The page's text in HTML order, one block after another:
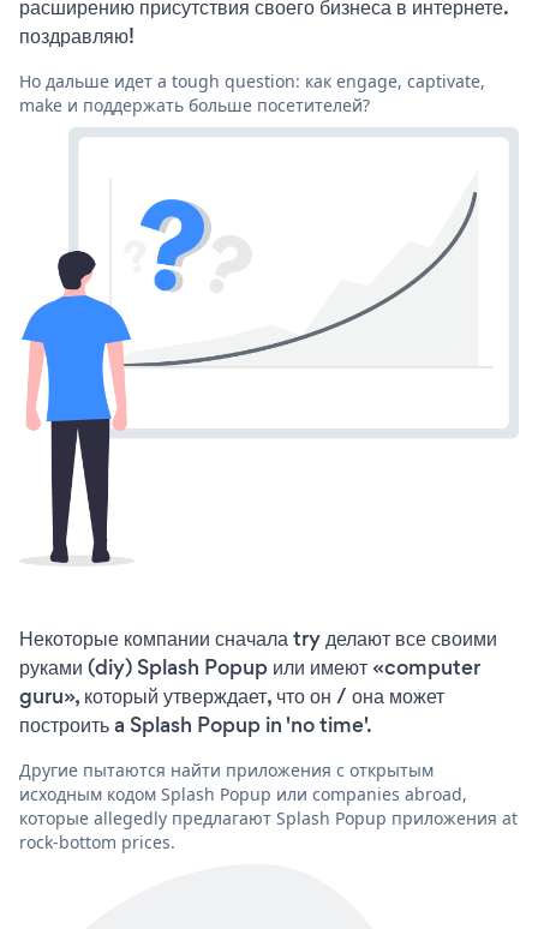
расширению присутствия своего бизнеса в интернете.
поздравляю!
Но дальше идет a tough question: как engage, captivate,
make и поддержать больше посетителей?
Некоторые компании сначала try делают все своими
руками (diy) Splash Popup или имеют «computer
guru», который утверждает, что он / она может
построить a Splash Popup in 'no time'.
Другие пытаются найти приложения с открытым
исходным кодом Splash Popup или companies abroad,
которые allegedly предлагают Splash Popup приложения at
rock-bottom prices.